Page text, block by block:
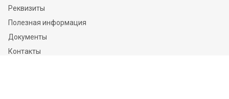
Реквизиты
Полезная информация
Документы
Контакты